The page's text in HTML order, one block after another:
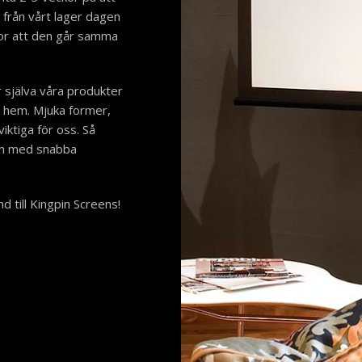
från vårt lager dagen
att den går samma
själva våra produkter
Mjuka former,
för oss. Så
med snabba
till Kingpin Screens!